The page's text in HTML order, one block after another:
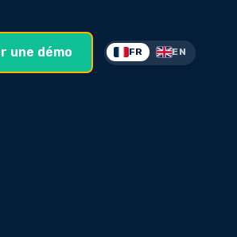
une démo FR EN